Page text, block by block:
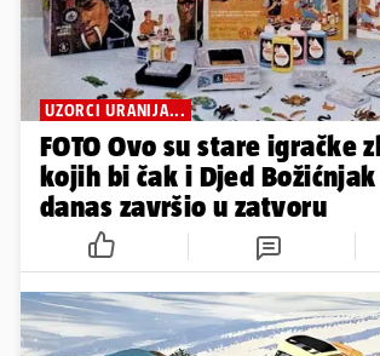
UZORCI URANIJA...
FOTO Ovo su stare igračke
kojih bi čak i Djed Božićnjak
danas završio u zatvoru